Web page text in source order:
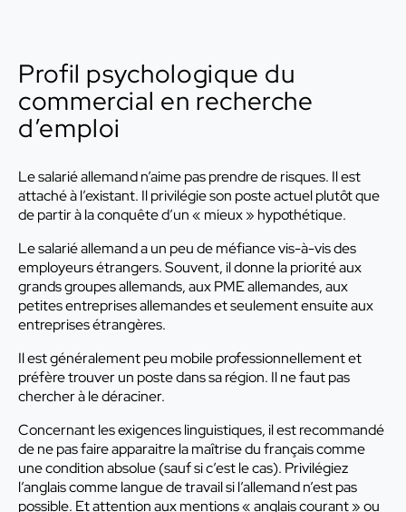
Profil psychologique du
commercial en recherche
d’emploi
Le salarié allemand n’aime pas prendre de risques. Il est
attaché à l’existant. Il privilégie son poste actuel plutôt que
de partir à la conquête d’un « mieux » hypothétique.
Le salarié allemand a un peu de méfiance vis-à-vis des
employeurs étrangers. Souvent, il donne la priorité aux
grands groupes allemands, aux PME allemandes, aux
petites entreprises allemandes et seulement ensuite aux
entreprises étrangères.
Il est généralement peu mobile professionnellement et
préfère trouver un poste dans sa région. Il ne faut pas
chercher à le déraciner.
Concernant les exigences linguistiques, il est recommandé
de ne pas faire apparaitre la maîtrise du français comme
une condition absolue (sauf si c’est le cas). Privilégiez
l’anglais comme langue de travail si l’allemand n’est pas
possible. Et attention aux mentions « anglais courant » ou